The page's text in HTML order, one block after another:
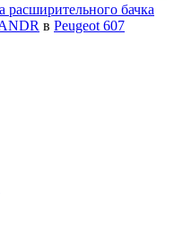
бачка
в Peugeot 607